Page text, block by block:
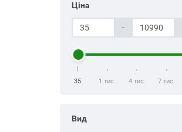
Ціна
-
35 1 тис. 4 тис. 7 тис.
Вид